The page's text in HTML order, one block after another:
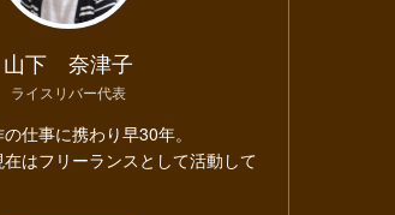
山下 奈津子
ライスリバー代表
仕事に携わり早30年。
はフリーランスとして活動して